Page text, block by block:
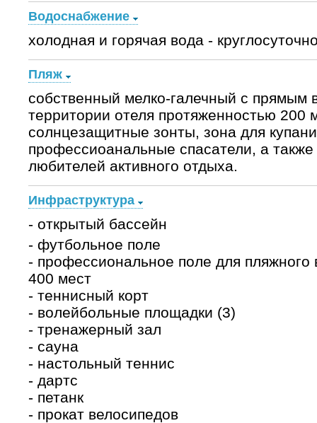
Водоснабжение
холодная и горячая вода -
Пляж
собственный мелко-галечный с прямым
территории отеля протяженностью 200
солнцезащитные зонты, зона для
профессиоанальные спасатели, а
любителей активного отдыха.
Инфраструктура
- открытый бассейн
- футбольное поле
- профессиональное поле для
400 мест
- теннисный корт
- волейбольные площадки (3)
- тренажерный зал
- сауна
- настольный теннис
- дартс
- петанк
- прокат велосипедов